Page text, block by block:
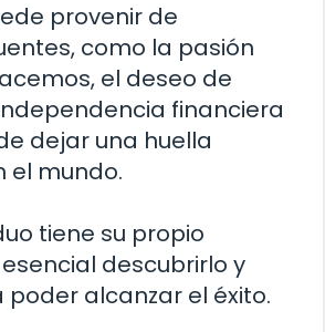
provenir de
como la pasión
el deseo de
financiera
dejar una huella
el mundo.
tiene su propio
descubrirlo y
poder alcanzar el éxito.